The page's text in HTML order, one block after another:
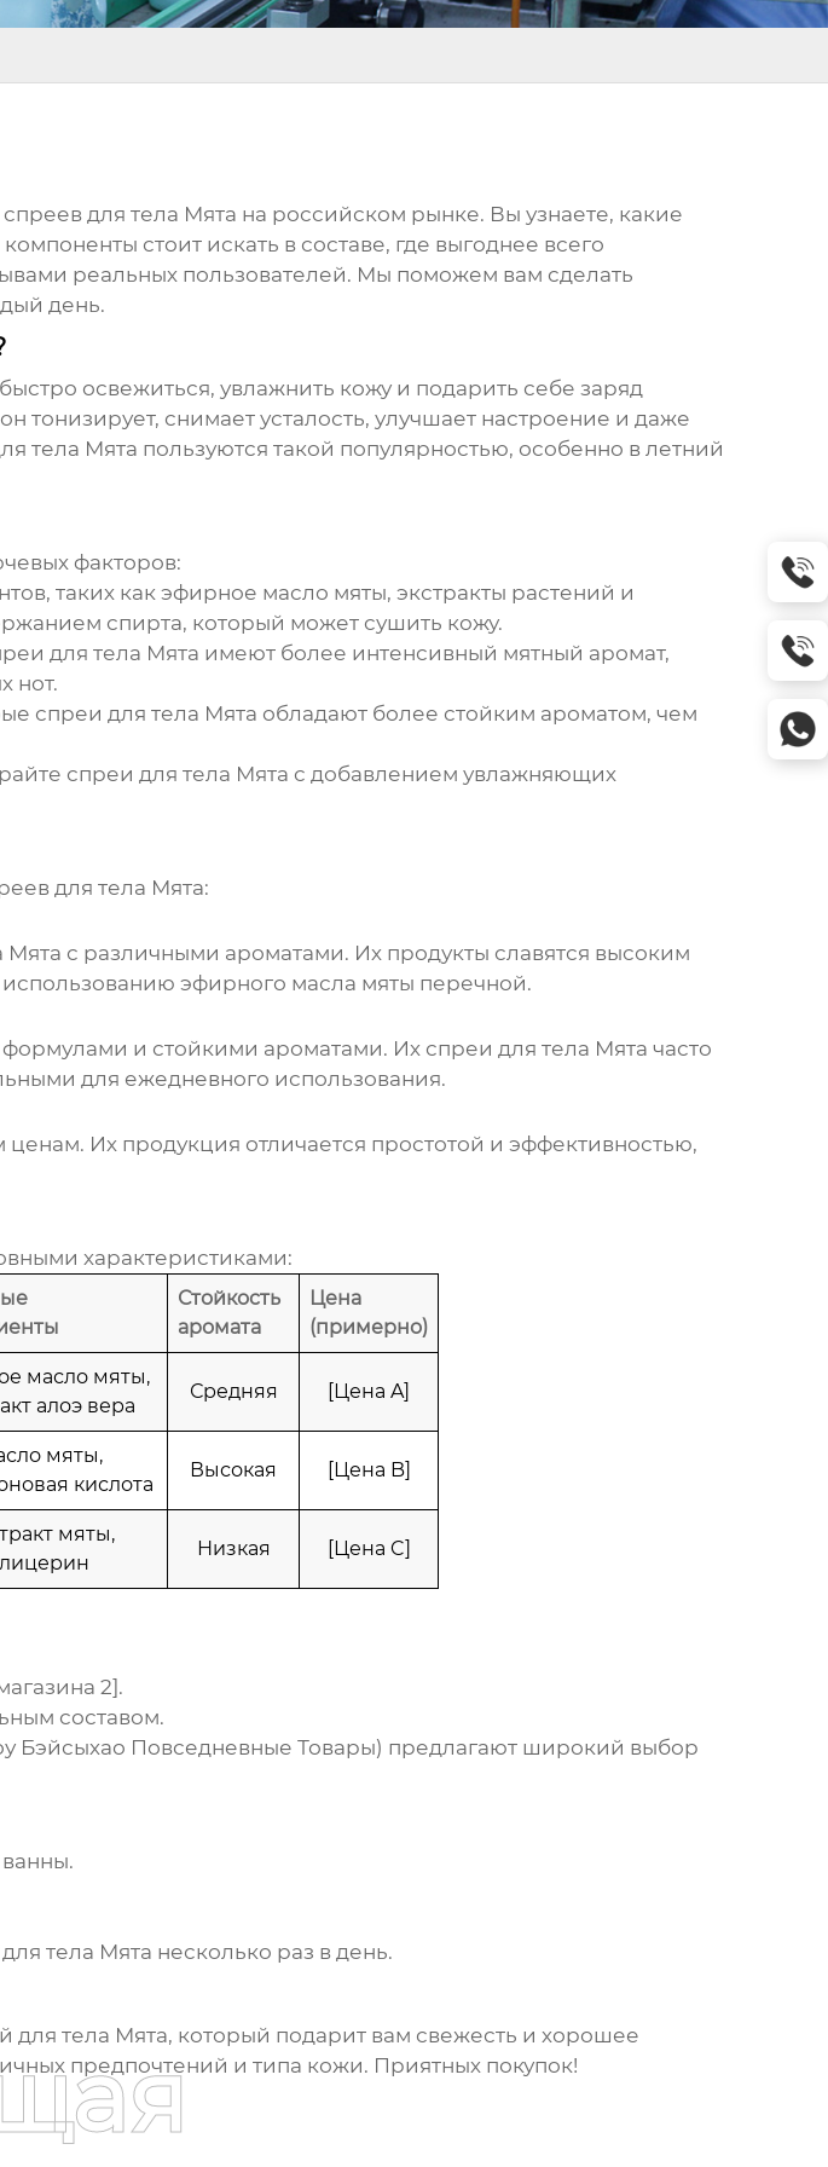
для тела Мята на российском рынке. Вы узнаете, какие
стоит искать в составе, где выгоднее всего
реальных пользователей. Мы поможем вам сделать
день.
освежиться, увлажнить кожу и подарить себе заряд
тонизирует, снимает усталость, улучшает настроение и даже
тела Мята пользуются такой популярностью, особенно в летний
факторов:
таких как эфирное масло мяты, экстракты растений и
спирта, который может сушить кожу.
для тела Мята имеют более интенсивный мятный аромат,
нот.
спреи для тела Мята обладают более стойким ароматом, чем
спреи для тела Мята с добавлением увлажняющих
для тела Мята:
Мята с различными ароматами. Их продукты славятся высоким
эфирного масла мяты перечной.
и стойкими ароматами. Их спреи для тела Мята часто
для ежедневного использования.
ценам. Их продукция отличается простотой и эффективностью,
характеристиками:
Стойкость
аромата
Цена
(примерно)
масло мяты,
алоэ вера
Средняя [Цена A]
мяты,
кислота
Высокая [Цена B]
мяты,
Низкая [Цена C]
2].
составом.
Бэйсыхао Повседневные Товары) предлагают широкий выбор
тела Мята несколько раз в день.
для тела Мята, который подарит вам свежесть и хорошее
предпочтений и типа кожи. Приятных покупок!